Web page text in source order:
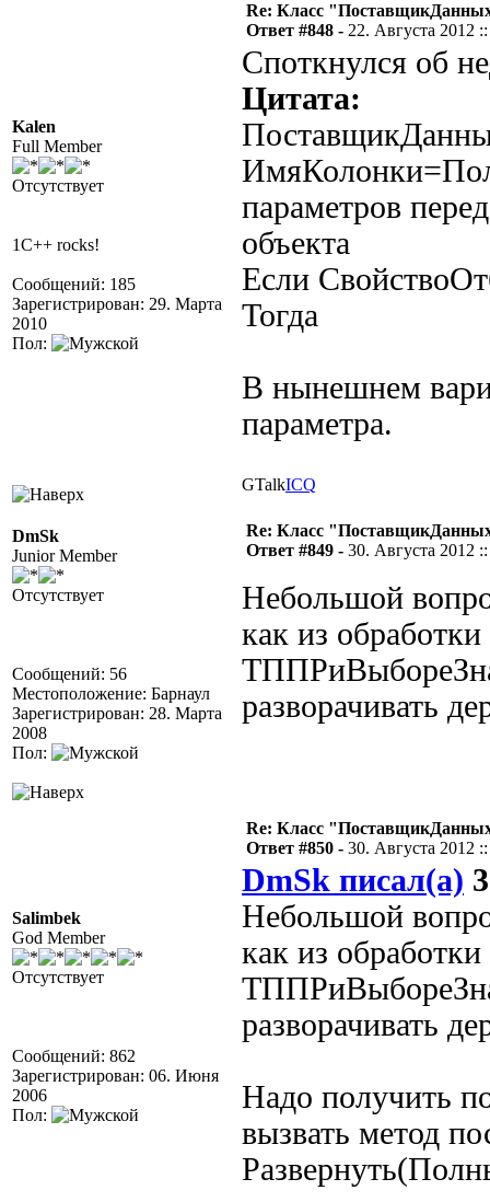
Kalen
Full Member
Отсутствует
1C++ rocks!
Сообщений: 185
Зарегистрирован: 29. Марта
2010
Пол:
Re: Класс
Ответ #848 - 22. Августа 2012
Споткнулся об
Цитата:
параметров
объекта
Если
Тогда
В нынешнем
параметра.
GTalkICQ
DmSk
Junior Member
Отсутствует
Сообщений: 56
Местоположение: Барнаул
Зарегистрирован: 28. Марта
2008
Пол:
Re: Класс
Ответ #849 - 30. Августа 2012
Небольшой
как из
разворачивать
Salimbek
God Member
Отсутствует
Сообщений: 862
Зарегистрирован: 06. Июня
2006
Пол:
Re: Класс
Ответ #850 - 30. Августа 2012
DmSk писал(а)
Небольшой
как из
разворачивать
Надо получить
вызвать метод